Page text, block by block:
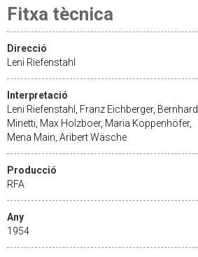
Fitxa tècnica
Direcció
Leni Riefenstahl
Interpretació
Leni Riefenstahl, Franz Eichberger, Bernhard
Minetti, Max Holzboer, Maria Koppenhöfer,
Mena Main, Aribert Wäsche
Producció
RFA
Any
1954